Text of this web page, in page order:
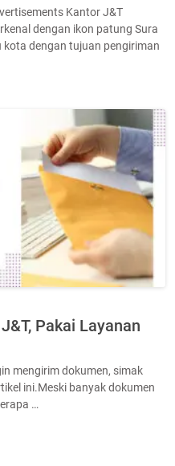
Kantor J&T
dengan ikon patung Sura
dengan tujuan pengiriman
Pakai Layanan
mengirim dokumen, simak
ini.Meski banyak dokumen
…